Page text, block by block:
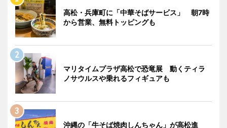
高松・兵庫町に「中華そばサービス」 朝7時
から営業、無料トッピングも
マリタイムプラザ高松で恐竜展 動くティラ
ノサウルスや乗れるフィギュアも
沖縄の「牛そば焼肉しんちゃん」が高松進